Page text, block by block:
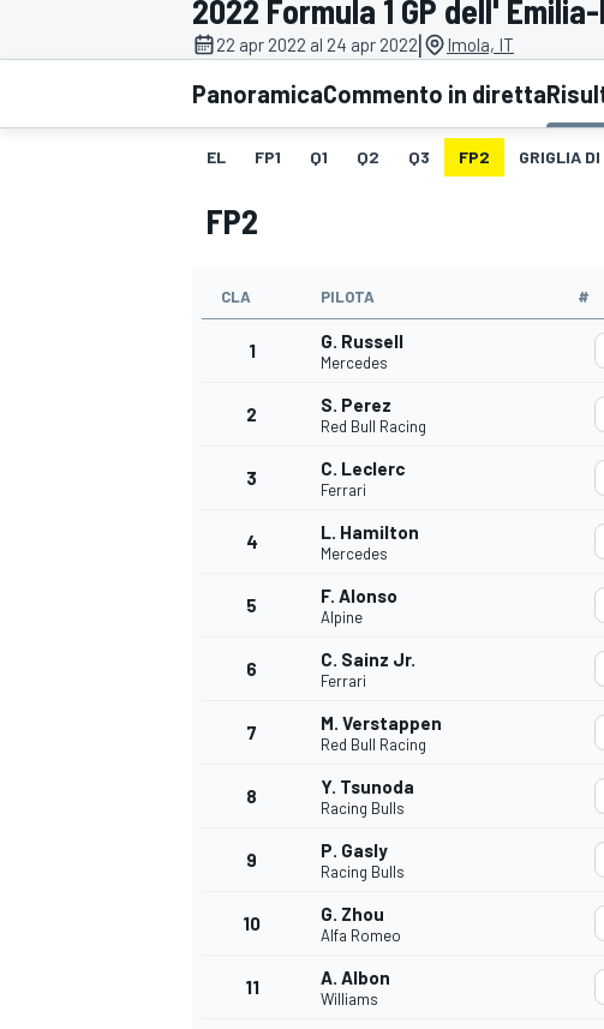
MOTOGP WEC
WRC
2022 Formula 1 GP dell'
22 apr 2022 al 24 apr 2022| Imola, IT
PanoramicaCommento in diretta
EL FP1 Q1 Q2 Q3 FP2 GRIGLIA
FP2
CLA PILOTA #
1 G. Russell
Mercedes
2 S. Perez
Red Bull Racing
3 C. Leclerc
Ferrari
4 L. Hamilton
Mercedes
5 F. Alonso
Alpine
6 C. Sainz Jr.
Ferrari
7 M. Verstappen
Red Bull Racing
8 Y. Tsunoda
Racing Bulls
9 P. Gasly
Racing Bulls
10 G. Zhou
Alfa Romeo
11 A. Albon
Williams